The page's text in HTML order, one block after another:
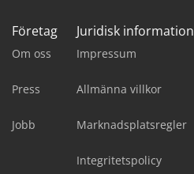
Företag
Om oss
Press
Jobb
Juridisk information
Impressum
Allmänna villkor
Marknadsplatsregler
Integritetspolicy